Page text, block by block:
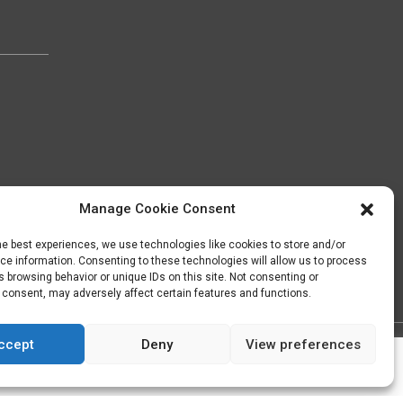
Manage Cookie Consent
best experiences, we use technologies like cookies to store and/or
information. Consenting to these technologies will allow us to process
browsing behavior or unique IDs on this site. Not consenting or
may adversely affect certain features and functions.
Deny View preferences
salle de bain le havre, salle de bain
de bain montivilliers, salle de bain
octeville, salle de bain sainte adresse,
Rappelez
ok, merci c'est noté !